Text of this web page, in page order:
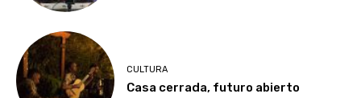
CULTURA
Casa cerrada, futuro abierto